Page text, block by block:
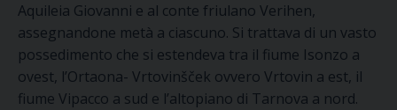
Aquileia Giovanni e al conte friulano Verihen,
assegnandone metà a ciascuno. Si trattava di un vasto
possedimento che si estendeva tra il fiume Isonzo a
ovest, l’Ortaona- Vrtovinšček ovvero Vrtovin a est, il
fiume Vipacco a sud e l’altopiano di Tarnova a nord.